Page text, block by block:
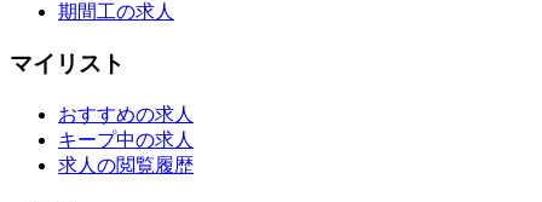
期間工の求人
マイリスト
おすすめの求人
キープ中の求人
求人の閲覧履歴